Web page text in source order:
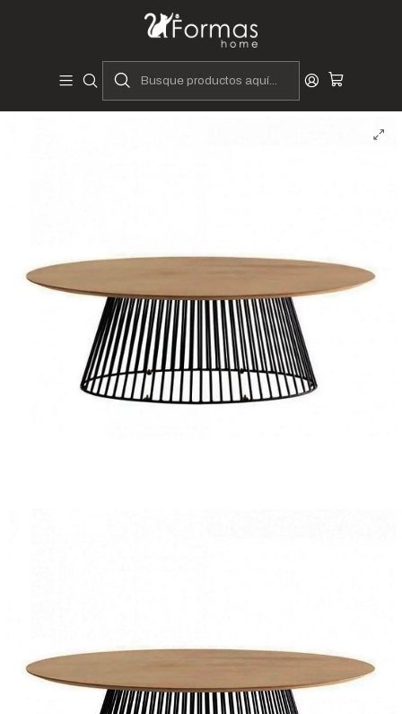
Diseñadores y Fabricantes Peruanos
Mesas y Laterales
Mesa de Centro Keit